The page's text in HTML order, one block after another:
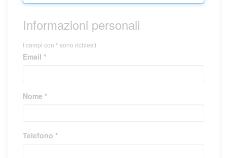
Informazioni personali
I campi con * sono richiesti
Email *
Nome *
Telefono *